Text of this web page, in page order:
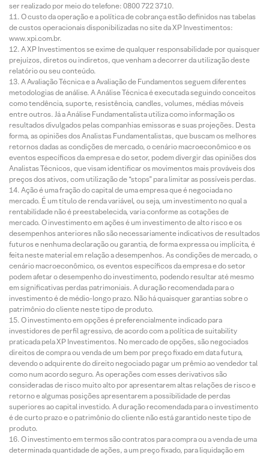
ser realizado por meio do telefone: 0800 722 3710.
O custo da operação e a política de cobrança estão definidos nas tabelas
de custos operacionais disponibilizadas no site da XP Investimentos:
www.xpi.com.br.
A XP Investimentos se exime de qualquer responsabilidade por quaisquer
prejuízos, diretos ou indiretos, que venham a decorrer da utilização deste
relatório ou seu conteúdo.
A Avaliação Técnica e a Avaliação de Fundamentos seguem diferentes
metodologias de análise. A Análise Técnica é executada seguindo conceitos
como tendência, suporte, resistência, candles, volumes, médias móveis
entre outros. Já a Análise Fundamentalista utiliza como informação os
resultados divulgados pelas companhias emissoras e suas projeções. Desta
forma, as opiniões dos Analistas Fundamentalistas, que buscam os melhores
retornos dadas as condições de mercado, o cenário macroeconômico e os
eventos específicos da empresa e do setor, podem divergir das opiniões dos
Analistas Técnicos, que visam identificar os movimentos mais prováveis dos
preços dos ativos, com utilização de “stops” para limitar as possíveis perdas.
Ação é uma fração do capital de uma empresa que é negociada no
mercado. É um título de renda variável, ou seja, um investimento no qual a
rentabilidade não é preestabelecida, varia conforme as cotações de
mercado. O investimento em ações é um investimento de alto risco e os
desempenhos anteriores não são necessariamente indicativos de resultados
futuros e nenhuma declaração ou garantia, de forma expressa ou implícita, é
feita neste material em relação a desempenhos. As condições de mercado, o
cenário macroeconômico, os eventos específicos da empresa e do setor
podem afetar o desempenho do investimento, podendo resultar até mesmo
em significativas perdas patrimoniais. A duração recomendada para o
investimento é de médio-longo prazo. Não há quaisquer garantias sobre o
patrimônio do cliente neste tipo de produto.
O investimento em opções é preferencialmente indicado para
investidores de perfil agressivo, de acordo com a política de suitability
praticada pela XP Investimentos. No mercado de opções, são negociados
direitos de compra ou venda de um bem por preço fixado em data futura,
devendo o adquirente do direito negociado pagar um prêmio ao vendedor tal
como num acordo seguro. As operações com esses derivativos são
consideradas de risco muito alto por apresentarem altas relações de risco e
retorno e algumas posições apresentarem a possibilidade de perdas
superiores ao capital investido. A duração recomendada para o investimento
é de curto prazo e o patrimônio do cliente não está garantido neste tipo de
produto.
O investimento em termos são contratos para compra ou a venda de uma
determinada quantidade de ações, a um preço fixado, para liquidação em